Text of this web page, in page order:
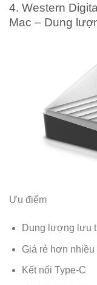
4. Western
Mac – Dung
Ưu điểm
Dung lượng lưu
Giá rẻ hơn
Kết nối Type-C